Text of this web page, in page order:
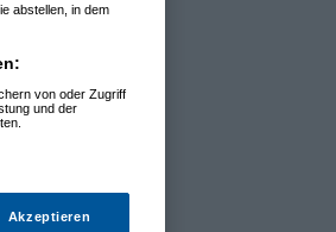
abstellen, in dem
von oder Zugriff
und der
Akzeptieren